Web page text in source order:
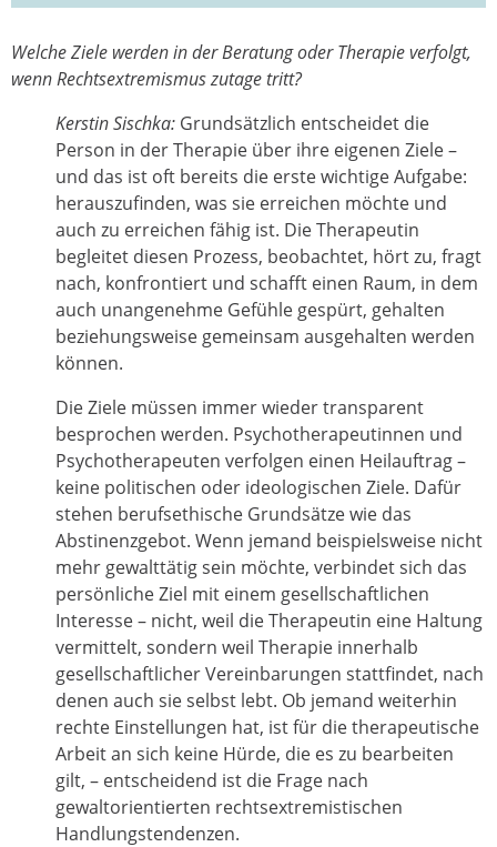
Welche Ziele werden in der Beratung oder Therapie verfolgt,
wenn Rechtsextremismus zutage tritt?
Kerstin Sischka: Grundsätzlich entscheidet die
Person in der Therapie über ihre eigenen Ziele –
und das ist oft bereits die erste wichtige Aufgabe:
herauszufinden, was sie erreichen möchte und
auch zu erreichen fähig ist. Die Therapeutin
begleitet diesen Prozess, beobachtet, hört zu, fragt
nach, konfrontiert und schafft einen Raum, in dem
auch unangenehme Gefühle gespürt, gehalten
beziehungsweise gemeinsam ausgehalten werden
können.
Die Ziele müssen immer wieder transparent
besprochen werden. Psychotherapeutinnen und
Psychotherapeuten verfolgen einen Heilauftrag –
keine politischen oder ideologischen Ziele. Dafür
stehen berufsethische Grundsätze wie das
Abstinenzgebot. Wenn jemand beispielsweise nicht
mehr gewalttätig sein möchte, verbindet sich das
persönliche Ziel mit einem gesellschaftlichen
Interesse – nicht, weil die Therapeutin eine Haltung
vermittelt, sondern weil Therapie innerhalb
gesellschaftlicher Vereinbarungen stattfindet, nach
denen auch sie selbst lebt. Ob jemand weiterhin
rechte Einstellungen hat, ist für die therapeutische
Arbeit an sich keine Hürde, die es zu bearbeiten
gilt, – entscheidend ist die Frage nach
gewaltorientierten rechtsextremistischen
Handlungstendenzen.